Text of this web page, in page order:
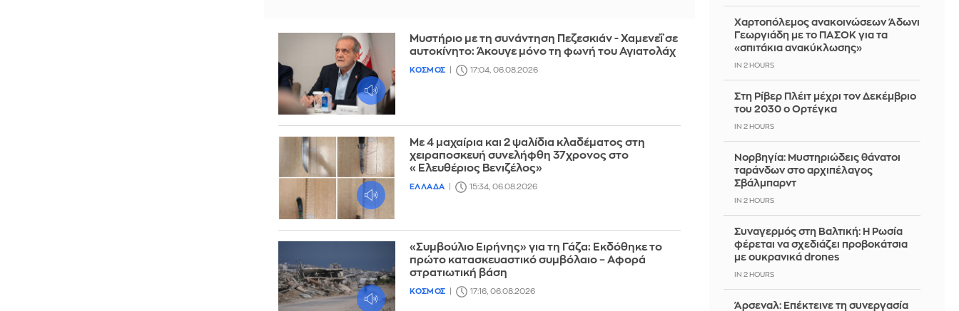
Μυστήριο με τη συνάντηση Πεζεσκιάν - Χαμενεΐ σε
αυτοκίνητο: Άκουγε μόνο τη φωνή του Αγιατολάχ
ΚΟΣΜΟΣ 17:04, 06.08.2026
Με 4 μαχαίρια και 2 ψαλίδια κλαδέματος στη
χειραποσκευή συνελήφθη 37χρονος στο
«Ελευθέριος Βενιζέλος»
ΕΛΛΑΔΑ 15:34, 06.08.2026
«Συμβούλιο Ειρήνης» για τη Γάζα: Εκδόθηκε το
πρώτο κατασκευαστικό συμβόλαιο – Αφορά
στρατιωτική βάση
ΚΟΣΜΟΣ 17:16, 06.08.2026
Χαρτοπόλεμος ανακοινώσεων Άδωνι
Γεωργιάδη με το ΠΑΣΟΚ για τα
«σπιτάκια ανακύκλωσης»
IN 2 HOURS
Στη Ρίβερ Πλέιτ μέχρι τον Δεκέμβριο
του 2030 ο Ορτέγκα
IN 2 HOURS
Νορβηγία: Μυστηριώδεις θάνατοι
ταράνδων στο αρχιπέλαγος
Σβάλμπαρντ
IN 2 HOURS
Συναγερμός στη Βαλτική: Η Ρωσία
φέρεται να σχεδιάζει προβοκάτσια
με ουκρανικά drones
IN 2 HOURS
Άρσεναλ: Επέκτεινε τη συνεργασία